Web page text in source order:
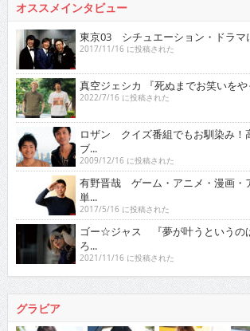
オススメインタビュー
東京03 シチュエーション・ドラマ
2017/11/16 に投稿された
真空ジェシカ 『死ぬまでお笑いを
2022/7/16 に投稿された
ロザン クイズ番組でもお馴染み！
ブ...
2009/12/16 に投稿された
有野晋哉 ゲーム・アニメ・漫画・
単...
2017/5/16 に投稿された
ゴー☆ジャス 『夢が叶うというの
ろ...
2021/11/16 に投稿された
グラビア